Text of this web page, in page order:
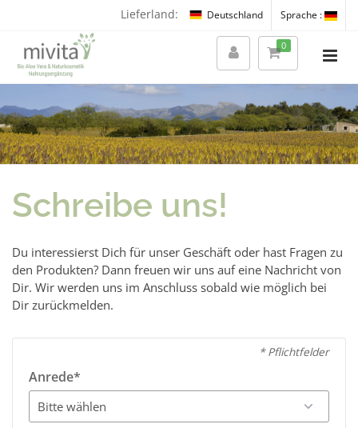
Lieferland: Deutschland Sprache :
0
Schreibe uns!
Du interessierst Dich für unser Geschäft oder hast Fragen zu
den Produkten? Dann freuen wir uns auf eine Nachricht von
Dir. Wir werden uns im Anschluss sobald wie möglich bei
Dir zurückmelden.
* Pflichtfelder
Anrede*